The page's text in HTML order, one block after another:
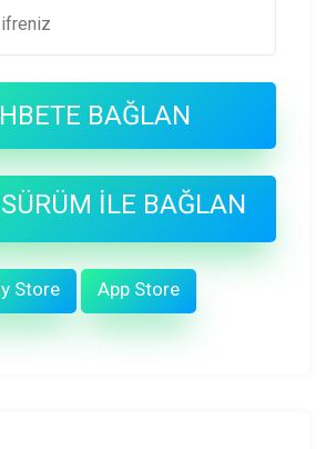
BAĞLAN
İLE BAĞLAN
Store App Store